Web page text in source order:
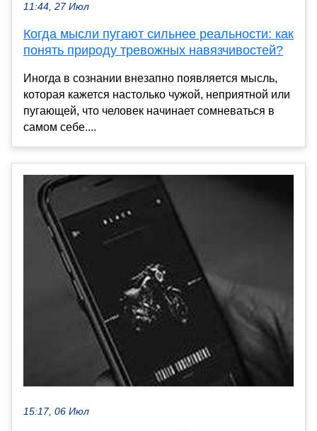
11:44, 27 Июл
Когда мысли пугают сильнее реальности: как
понять природу тревожных навязчивостей?
Иногда в сознании внезапно появляется мысль,
которая кажется настолько чужой, неприятной или
пугающей, что человек начинает сомневаться в
самом себе....
15:17, 06 Июл